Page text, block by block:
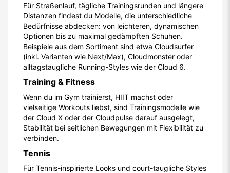
Für Straßenlauf, tägliche Trainingsrunden und längere
Distanzen findest du Modelle, die unterschiedliche
Bedürfnisse abdecken: von leichteren, dynamischen
Optionen bis zu maximal gedämpften Schuhen.
Beispiele aus dem Sortiment sind etwa Cloudsurfer
(inkl. Varianten wie Next/Max), Cloudmonster oder
alltagstaugliche Running-Styles wie der Cloud 6.
Training & Fitness
Wenn du im Gym trainierst, HIIT machst oder
vielseitige Workouts liebst, sind Trainingsmodelle wie
der Cloud X oder der Cloudpulse darauf ausgelegt,
Stabilität bei seitlichen Bewegungen mit Flexibilität zu
verbinden.
Tennis
Für Tennis-inspirierte Looks und court-taugliche Styles